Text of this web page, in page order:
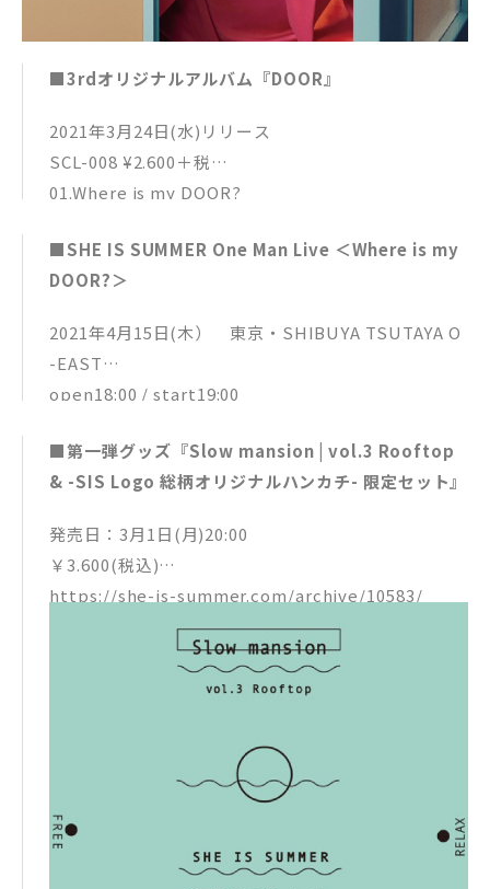
■3rdオリジナルアルバム『DOOR』
2021年3月24日(水)リリース
SCL-008 ¥2.600＋税
01.Where is my DOOR?
02.HOLY HOUSE
作詞：MICO 作曲／編曲：George (MOP of HEA
03.綺麗にきみをあいしてたい
作詞：MICO／ヤマモトショウ 作曲／編曲：Pok
pong Jitdee (Plastic Plastic)
04.summer end feat.claquepot
作詞：MICO／claquepot 作曲：MICO／claque
pot 編曲：George (MOP of HEAD)
05.JELLY FISH (仮)
作詞：MICO 作曲：Yon Yon／80KIDZ 編曲：80
KIDZ
作詞：MICO／ヤマモトショウ 作曲／編曲：ヤマ
作詞／作曲：MICO 編曲：George (MOP of HEA
作詞：MICO 作曲／編曲：Pokpong Jitdee (Pla
■SHE IS SUMMER One Man Live ＜Where is my
DOOR?＞
2021年4月15日(木） 東京・SHIBUYA TSUTAYA O
-EAST
open18:00 / start19:00
全席指定 ¥4300(税込）
※ドリンク代別
【オフィシャルHP先行抽選受付】
受付期間：3月1日(月)20:00〜3月8日(月)23:59
https://she-is-summer.com/
（問）HOT STUFF PROMOTION 03-5720-9999
■第一弾グッズ『Slow mansion | vol.3 Rooftop
& -SIS Logo 総柄オリジナルハンカチ- 限定セット』
発売日：3月1日(月)20:00
￥3.600(税込)
https://she-is-summer.com/archive/10583/
▼収録曲 ※全曲アコーステックアレンジ
1. 綺麗にきみをあいしてたい
2. うしろめたいいいきもち